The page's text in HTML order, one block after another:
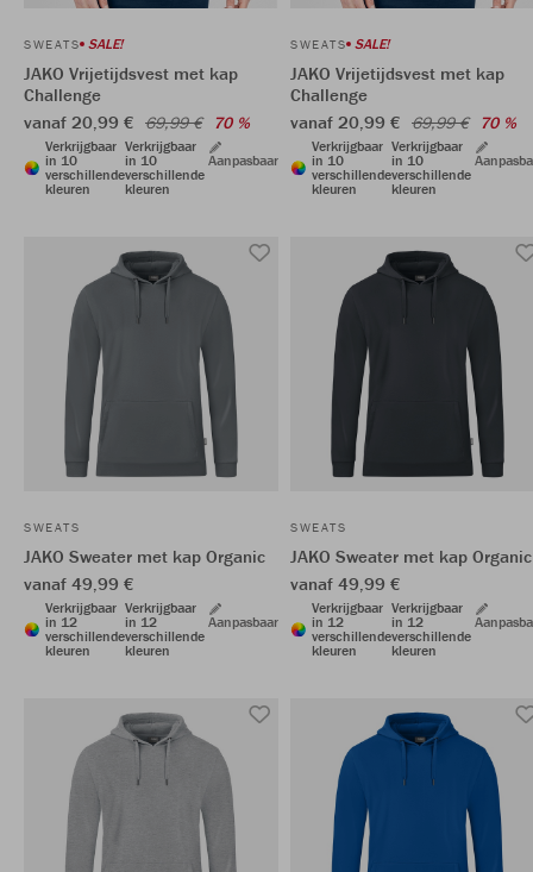
SWEATS SALE!
JAKO Vrijetijdsvest met kap
Challenge
vanaf 20,99 € 69,99 € 70 %
Verkrijgbaar
in 10
verschillende
kleuren
Verkrijgbaar
in 10
verschillende
kleuren
Aanpasbaar
SWEATS SALE!
JAKO Vrijetijdsvest met kap
Challenge
vanaf 20,99 € 69,99 € 70 %
Verkrijgbaar
in 10
verschillende
kleuren
Verkrijgbaar
in 10
verschillende
kleuren
SWEATS
JAKO Sweater met kap Organic
vanaf 49,99 €
Verkrijgbaar
in 12
verschillende
kleuren
Verkrijgbaar
in 12
verschillende
kleuren
Aanpasbaar
SWEATS
JAKO Sweater met kap Organic
vanaf 49,99 €
Verkrijgbaar
in 12
verschillende
kleuren
Verkrijgbaar
in 12
verschillende
kleuren